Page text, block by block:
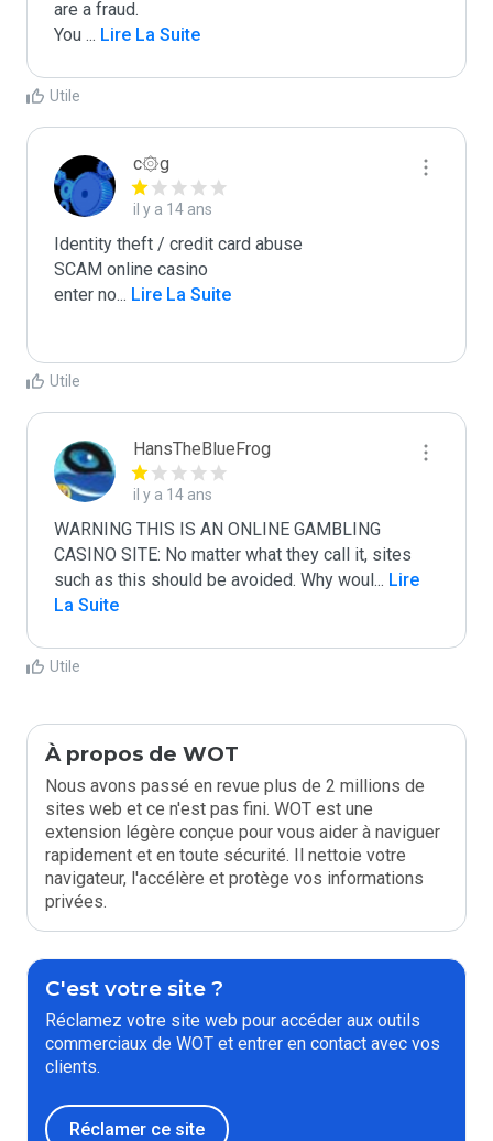
are a fraud.
You ... Lire La Suite
Utile
c۞g
il y a 14 ans
Identity theft / credit card abuse
SCAM online casino
enter no... Lire La Suite
Utile
HansTheBlueFrog
il y a 14 ans
WARNING THIS IS AN ONLINE GAMBLING
CASINO SITE: No matter what they call it, sites
such as this should be avoided. Why woul... Lire
La Suite
Utile
À propos de WOT
Nous avons passé en revue plus de 2 millions de
sites web et ce n'est pas fini. WOT est une
extension légère conçue pour vous aider à naviguer
rapidement et en toute sécurité. Il nettoie votre
navigateur, l'accélère et protège vos informations
privées.
C'est votre site ?
Réclamez votre site web pour accéder aux outils
commerciaux de WOT et entrer en contact avec vos
clients.
Réclamer ce site